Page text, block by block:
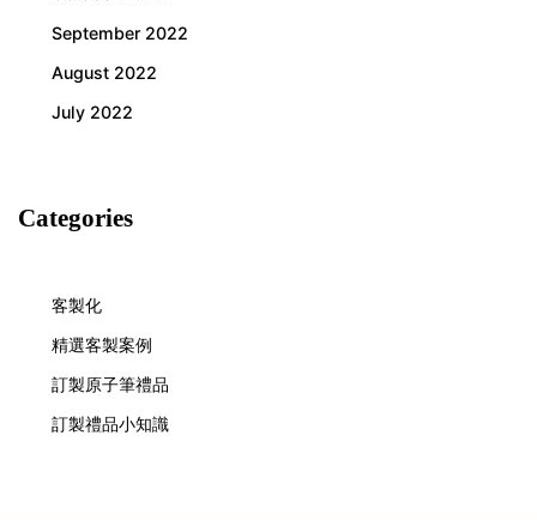
September 2022
August 2022
July 2022
Categories
客製化
精選客製案例
訂製原子筆禮品
訂製禮品小知識